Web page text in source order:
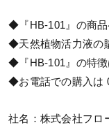
◆『HB-101』の商品
◆天然植物活力液の
◆『HB-101』の特徴
◆お電話での購入は
社名：株式会社フロ